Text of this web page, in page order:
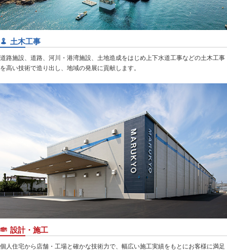
土木工事
道路施設、道路、河川・港湾施設、土地造成をはじめ上下水道工事などの土木工事
を高い技術で造り出し、地域の発展に貢献します。
設計・施工
個人住宅から店舗・工場と確かな技術力で、幅広い施工実績をもとにお客様に満足